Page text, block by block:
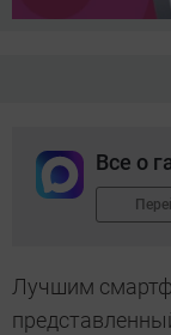
Все о
Лучшим